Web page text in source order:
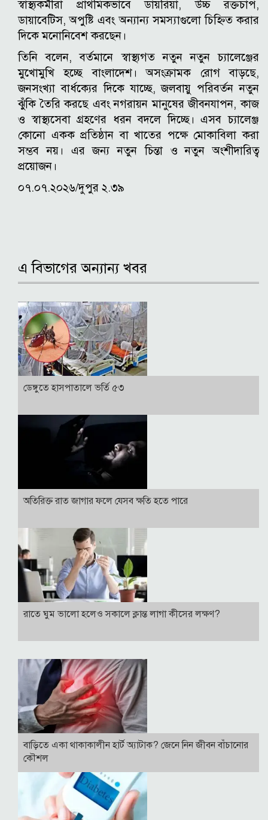
স্বাস্থ্যকর্মীরা প্রাথমিকভাবে ডায়রিয়া, উচ্চ রক্তচাপ,
ডায়াবেটিস, অপুষ্টি এবং অন্যান্য সমস্যাগুলো চিহ্নিত করার
দিকে মনোনিবেশ করছেন।
তিনি বলেন, বর্তমানে স্বাস্থ্যগত নতুন নতুন চ্যালেঞ্জের
মুখোমুখি হচ্ছে বাংলাদেশ। অসংক্রামক রোগ বাড়ছে,
জনসংখ্যা বার্ধক্যের দিকে যাচ্ছে, জলবায়ু পরিবর্তন নতুন
ঝুঁকি তৈরি করছে এবং নগরায়ন মানুষের জীবনযাপন, কাজ
ও স্বাস্থ্যসেবা গ্রহণের ধরন বদলে দিচ্ছে। এসব চ্যালেঞ্জ
কোনো একক প্রতিষ্ঠান বা খাতের পক্ষে মোকাবিলা করা
সম্ভব নয়। এর জন্য নতুন চিন্তা ও নতুন অংশীদারিত্ব
প্রয়োজন।
০৭.০৭.২০২৬/দুপুর ২.৩৯
এ বিভাগের অন্যান্য খবর
ডেঙ্গুতে হাসপাতালে ভর্তি ৫৩
অতিরিক্ত রাত জাগার ফলে যেসব ক্ষতি হতে পারে
রাতে ঘুম ভালো হলেও সকালে ক্লান্ত লাগা কীসের লক্ষণ?
বাড়িতে একা থাকাকালীন হার্ট অ্যাটাক? জেনে নিন জীবন বাঁচানোর
কৌশল